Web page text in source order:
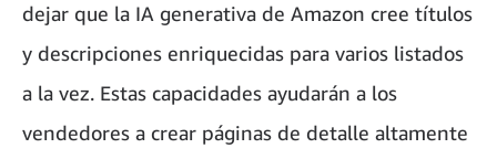
dejar que la IA generativa de Amazon cree títulos
y descripciones enriquecidas para varios listados
a la vez. Estas capacidades ayudarán a los
vendedores a crear páginas de detalle altamente